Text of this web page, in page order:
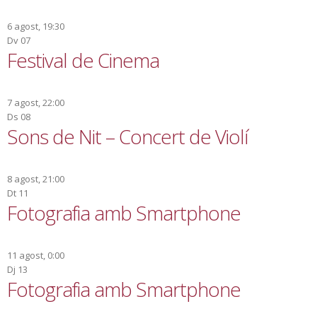
6 agost, 19:30
Dv 07
Festival de Cinema
7 agost, 22:00
Ds 08
Sons de Nit – Concert de Violí
8 agost, 21:00
Dt 11
Fotografia amb Smartphone
11 agost, 0:00
Dj 13
Fotografia amb Smartphone